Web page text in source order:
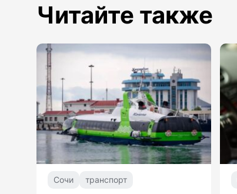
Читайте также
Сочи транспорт